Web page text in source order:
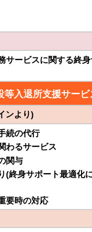
サービスに関する終
等入退所支援サービ
ンより)
続の代行
わるサービス
関与
(終身サポート最適化
要時の対応